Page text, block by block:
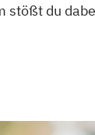
stößt du